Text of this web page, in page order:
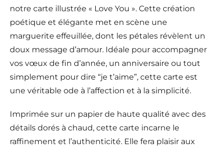
notre carte illustrée « Love You ». Cette création
poétique et élégante met en scène une
marguerite effeuillée, dont les pétales révèlent un
doux message d’amour. Idéale pour accompagner
vos vœux de fin d’année, un anniversaire ou tout
simplement pour dire “je t’aime”, cette carte est
une véritable ode à l’affection et à la simplicité.
Imprimée sur un papier de haute qualité avec des
détails dorés à chaud, cette carte incarne le
raffinement et l’authenticité. Elle fera plaisir aux